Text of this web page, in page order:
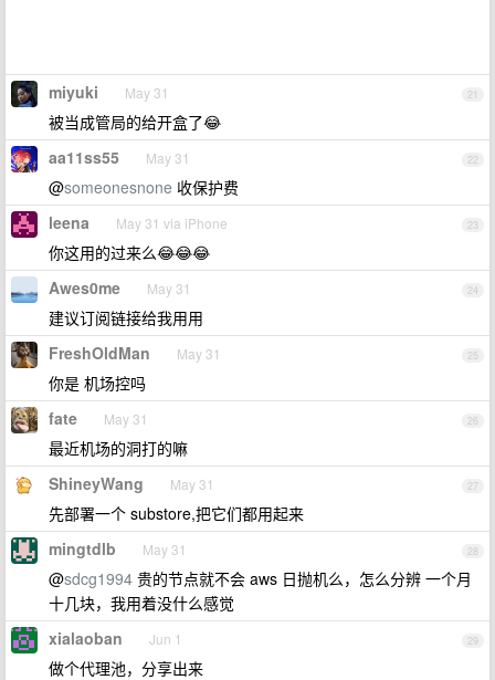
21
miyuki May 31
被当成管局的给开盒了😂
22
aa11ss55 May 31
@someonesnone 收保护费
23
leena May 31 via iPhone
你这用的过来么😂😂😂
24
Awes0me May 31
建议订阅链接给我用用
25
FreshOldMan May 31
你是 机场控吗
26
fate May 31
最近机场的洞打的嘛
27
ShineyWang May 31
先部署一个 substore,把它们都用起来
28
mingtdlb May 31
@sdcg1994 贵的节点就不会 aws 日抛机么，怎么分辨 一个月
十几块，我用着没什么感觉
29
xialaoban Jun 1
做个代理池，分享出来